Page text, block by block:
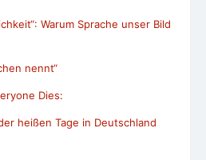
Warum Sprache unser Bild
nennt“
Dies:
heißen Tage in Deutschland